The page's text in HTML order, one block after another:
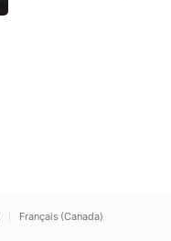
Français (Canada)